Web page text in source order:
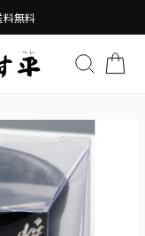
無料
検索す